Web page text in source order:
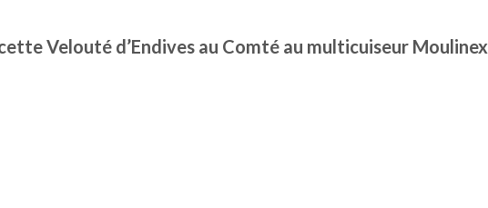
Velouté d’Endives au Comté au multicuiseur Moulinex